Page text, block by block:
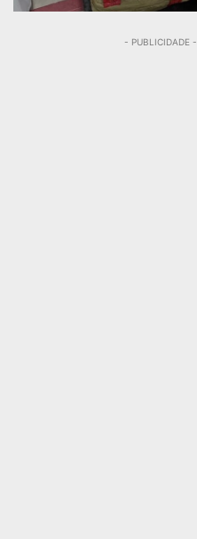
- PUBLICIDADE -